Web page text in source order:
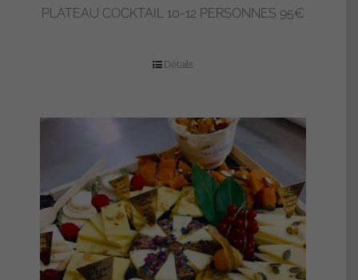
PLATEAU COCKTAIL 10-12 PERSONNES 95€
Détails